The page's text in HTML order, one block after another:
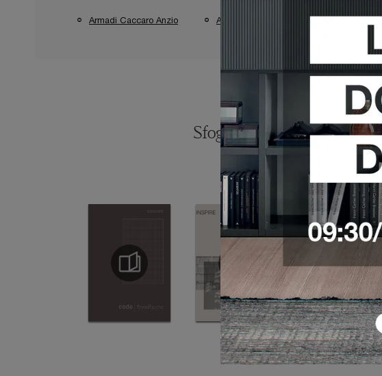
Armadi Caccaro Anzio Armadi Caccaro Aprilia
Sfoglia i cataloghi